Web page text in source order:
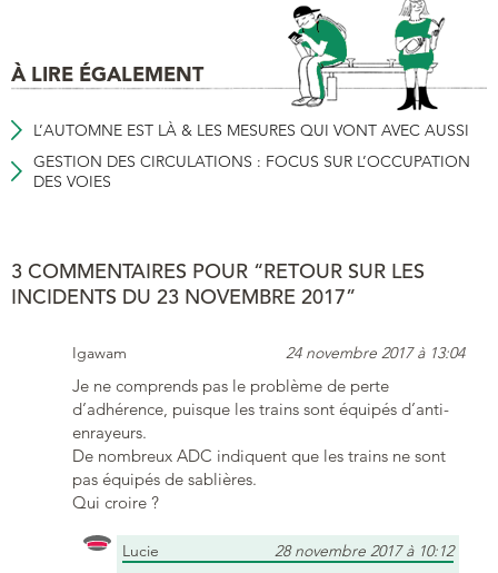
À LIRE ÉGALEMENT
L’AUTOMNE EST LÀ & LES MESURES QUI VONT AVEC AUSSI
GESTION DES CIRCULATIONS : FOCUS SUR L’OCCUPATION
DES VOIES
3 COMMENTAIRES POUR “RETOUR SUR LES
INCIDENTS DU 23 NOVEMBRE 2017”
Igawam 24 novembre 2017 à 13:04
Je ne comprends pas le problème de perte
d’adhérence, puisque les trains sont équipés d’anti-
enrayeurs.
De nombreux ADC indiquent que les trains ne sont
pas équipés de sablières.
Qui croire ?
Lucie 28 novembre 2017 à 10:12